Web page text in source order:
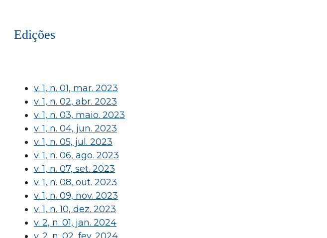
Edições
v. 1, n. 01, mar. 2023
v. 1, n. 02, abr. 2023
v. 1, n. 03, maio. 2023
v. 1, n. 04, jun. 2023
v. 1, n. 05, jul. 2023
v. 1, n. 06, ago. 2023
v. 1, n. 07, set. 2023
v. 1, n. 08, out. 2023
v. 1, n. 09, nov. 2023
v. 1, n. 10, dez. 2023
v. 2, n. 01, jan. 2024